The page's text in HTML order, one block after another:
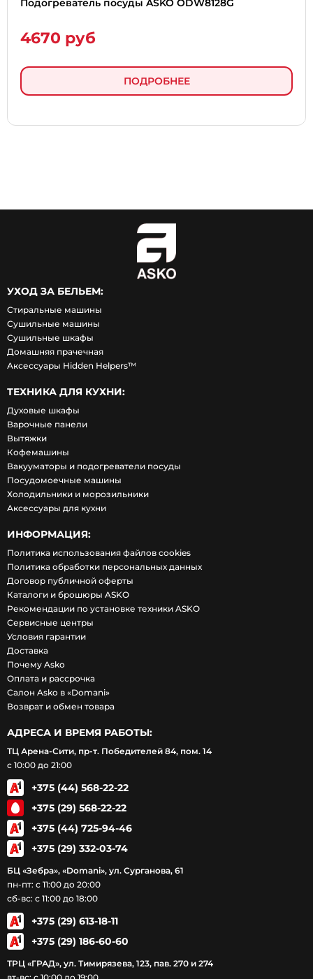
Подогреватель посуды ASKO ODW8128G
4670 руб
ПОДРОБНЕЕ
УХОД ЗА БЕЛЬЕМ:
Стиральные машины
Сушильные машины
Сушильные шкафы
Домашняя прачечная
Аксессуары Hidden Helpers™
ТЕХНИКА ДЛЯ КУХНИ:
Духовые шкафы
Варочные панели
Вытяжки
Кофемашины
Вакууматоры и подогреватели посуды
Посудомоечные машины
Холодильники и морозильники
Аксессуары для кухни
ИНФОРМАЦИЯ:
Политика использования файлов cookies
Политика обработки персональных данных
Договор публичной оферты
Каталоги и брошюры ASKO
Рекомендации по установке техники ASKO
Сервисные центры
Условия гарантии
Доставка
Почему Asko
Оплата и рассрочка
Салон Asko в «Domani»
Возврат и обмен товара
АДРЕСА И ВРЕМЯ РАБОТЫ:
ТЦ Арена-Сити, пр-т. Победителей 84, пом. 14
с 10:00 до 21:00
+375 (44) 568-22-22
+375 (29) 568-22-22
+375 (44) 725-94-46
+375 (29) 332-03-74
БЦ «Зебра», «Domani», ул. Сурганова, 61
пн-пт: с 11:00 до 20:00
сб-вс: с 11:00 до 18:00
+375 (29) 613-18-11
+375 (29) 186-60-60
ТРЦ «ГРАД», ул. Тимирязева, 123, пав. 270 и 274